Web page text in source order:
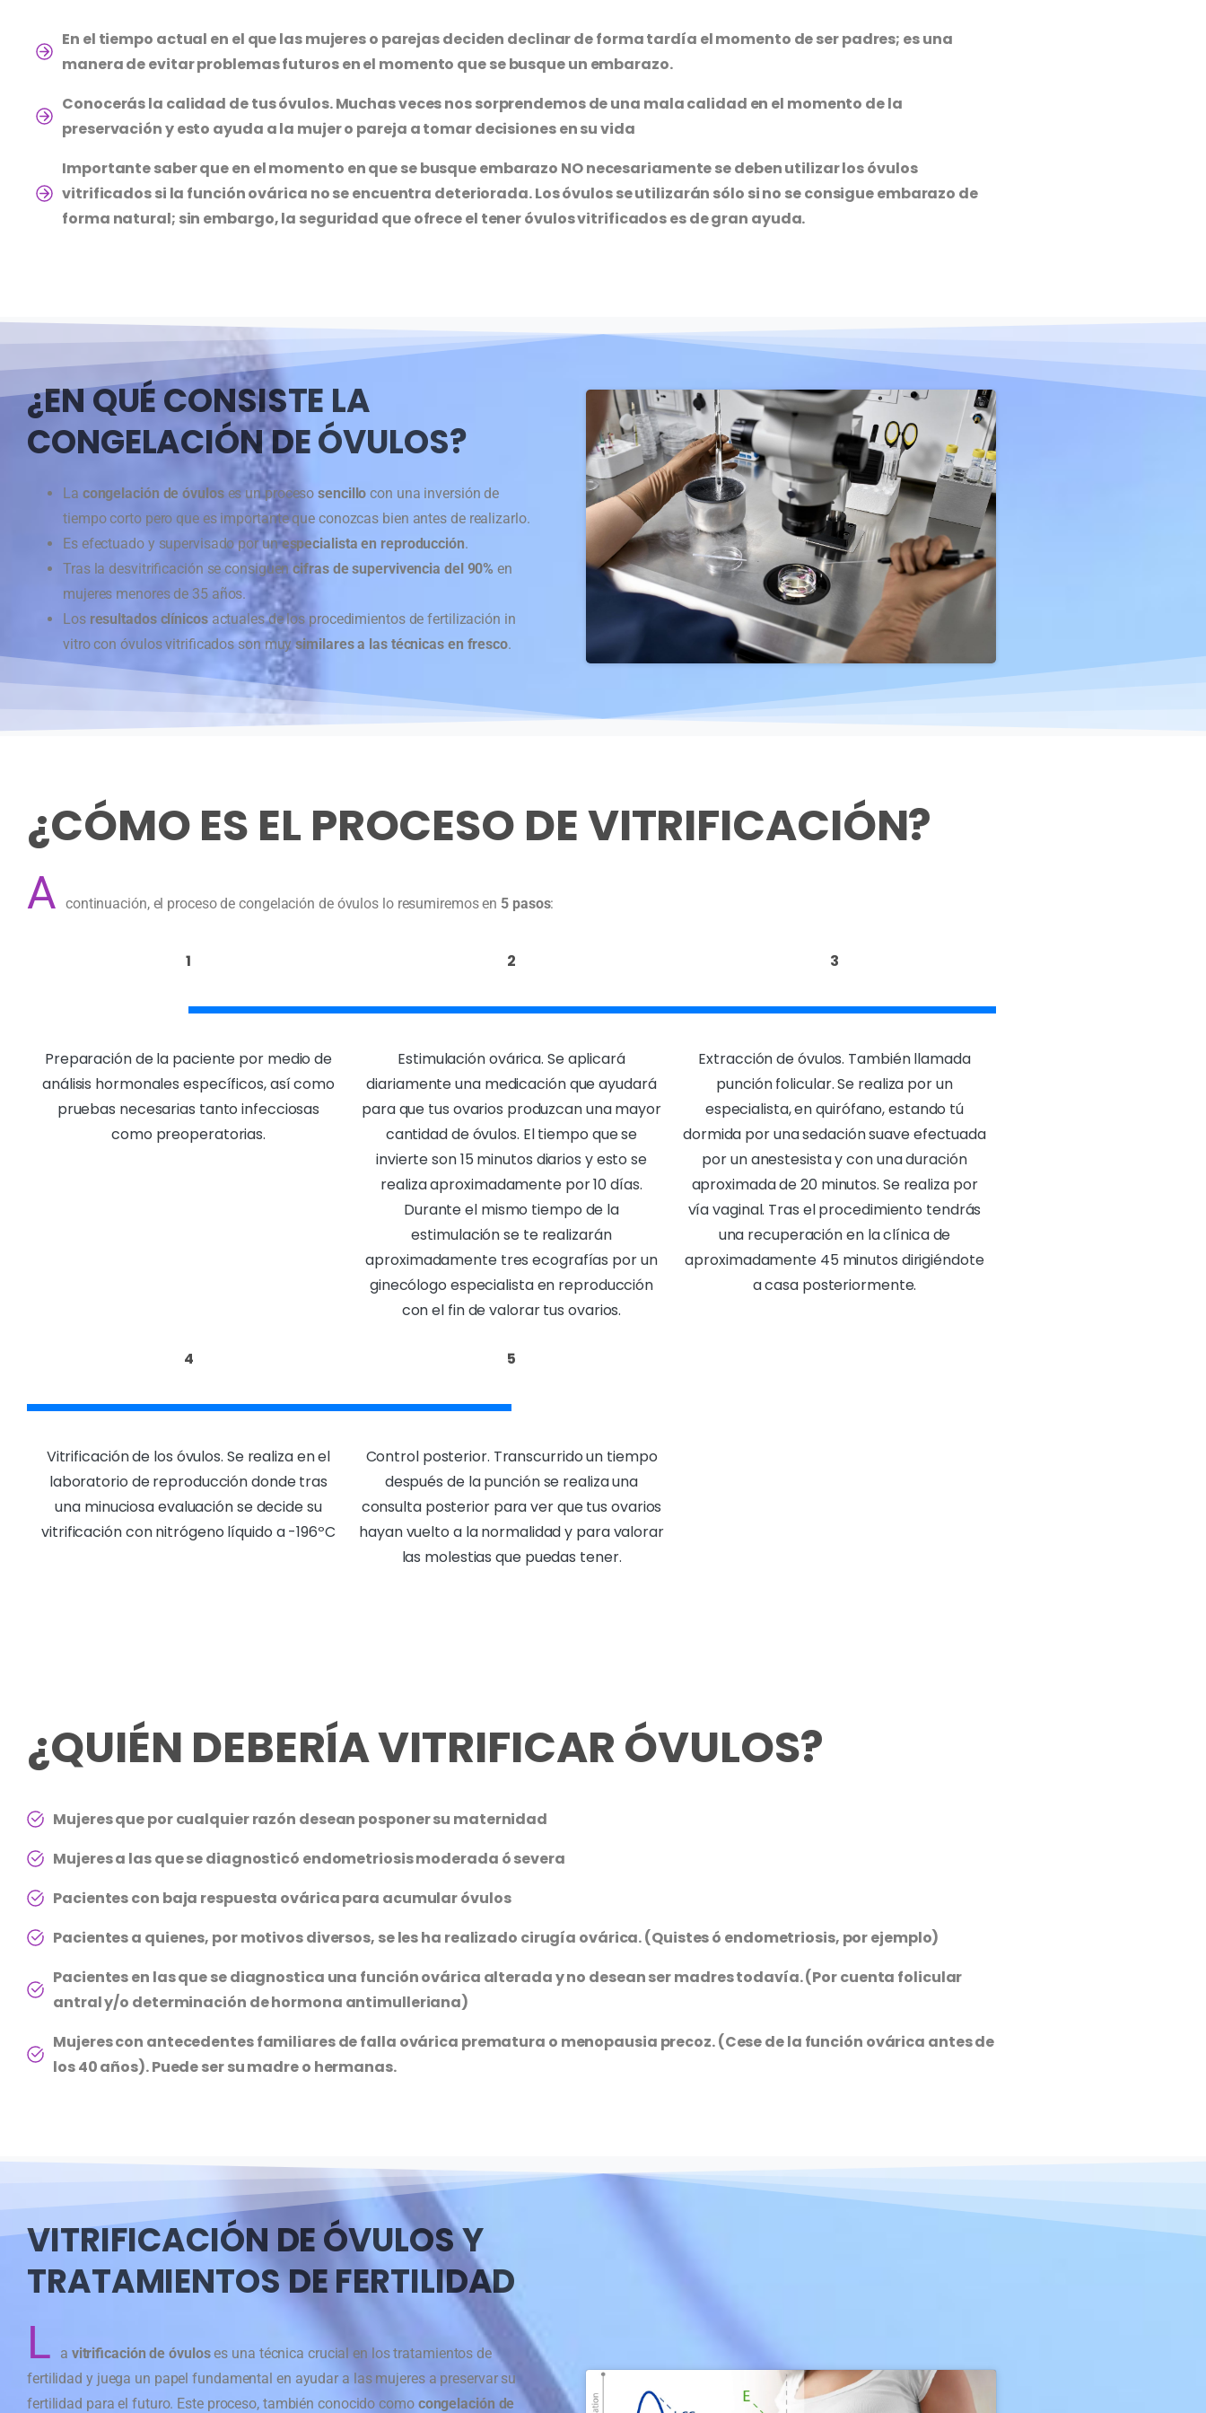
En el tiempo actual en el que las mujeres o parejas deciden declinar de forma tardía el momento de ser padres; es una
manera de evitar problemas futuros en el momento que se busque un embarazo.
Conocerás la calidad de tus óvulos. Muchas veces nos sorprendemos de una mala calidad en el momento de la
preservación y esto ayuda a la mujer o pareja a tomar decisiones en su vida
Importante saber que en el momento en que se busque embarazo NO necesariamente se deben utilizar los óvulos
vitrificados si la función ovárica no se encuentra deteriorada. Los óvulos se utilizarán sólo si no se consigue embarazo de
forma natural; sin embargo, la seguridad que ofrece el tener óvulos vitrificados es de gran ayuda.
¿EN QUÉ CONSISTE LA
CONGELACIÓN DE ÓVULOS?
La congelación de óvuloses un procesosencillocon una inversión de
tiempo corto pero que es importante que conozcas bien antes de realizarlo.
Es efectuado y supervisado por unespecialista en reproducción.
Tras la desvitrificación se consiguencifras de supervivencia del 90% en
mujeres menores de 35 años.
Los resultados clínicos actuales de los procedimientos de fertilización in
vitro con óvulos vitrificados son muysimilares a las técnicas en fresco.
¿CÓMO ES EL PROCESO DE VITRIFICACIÓN?
A continuación, el proceso de congelación de óvulos lo resumiremos en 5 pasos:
1
Preparación de la paciente por medio de
análisis hormonales específicos, así como
pruebas necesarias tanto infecciosas
como preoperatorias.
2
Estimulación ovárica. Se aplicará
diariamente una medicación que ayudará
para que tus ovarios produzcan una mayor
cantidad de óvulos. El tiempo que se
invierte son 15 minutos diarios y esto se
realiza aproximadamente por 10 días.
Durante el mismo tiempo de la
estimulación se te realizarán
aproximadamente tres ecografías por un
ginecólogo especialista en reproducción
con el fin de valorar tus ovarios.
3
Extracción de óvulos. También llamada
punción folicular. Se realiza por un
especialista, en quirófano, estando tú
dormida por una sedación suave efectuada
por un anestesista y con una duración
aproximada de 20 minutos. Se realiza por
vía vaginal. Tras el procedimiento tendrás
una recuperación en la clínica de
aproximadamente 45 minutos dirigiéndote
a casa posteriormente.
4
Vitrificación de los óvulos. Se realiza en el
laboratorio de reproducción donde tras
una minuciosa evaluación se decide su
vitrificación con nitrógeno líquido a -196ºC
5
Control posterior. Transcurrido un tiempo
después de la punción se realiza una
consulta posterior para ver que tus ovarios
hayan vuelto a la normalidad y para valorar
las molestias que puedas tener.
¿QUIÉN DEBERÍA VITRIFICAR ÓVULOS?
Mujeres que por cualquier razón desean posponer su maternidad
Mujeres a las que se diagnosticó endometriosis moderada ó severa
Pacientes con baja respuesta ovárica para acumular óvulos
Pacientes a quienes, por motivos diversos, se les ha realizado cirugía ovárica. (Quistes ó endometriosis, por ejemplo)
Pacientes en las que se diagnostica una función ovárica alterada y no desean ser madres todavía. (Por cuenta folicular
antral y/o determinación de hormona antimulleriana)
Mujeres con antecedentes familiares de falla ovárica prematura o menopausia precoz. (Cese de la función ovárica antes de
los 40 años). Puede ser su madre o hermanas.
VITRIFICACIÓN DE ÓVULOS Y
TRATAMIENTOS DE FERTILIDAD
L a vitrificación de óvuloses una técnica crucial en los tratamientos de
fertilidad y juega un papel fundamental en ayudar a las mujeres a preservar su
fertilidad para el futuro. Este proceso, también conocido como congelación de